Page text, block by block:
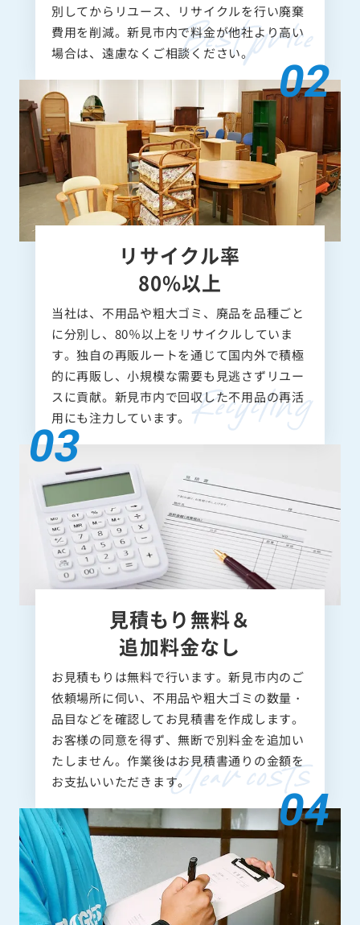
別してからリユース、リサイクルを行い廃棄
費用を削減。新見市内で料金が他社より高い
場合は、遠慮なくご相談ください。
リサイクル率
80%以上
当社は、不用品や粗大ゴミ、廃品を品種ごと
に分別し、80％以上をリサイクルしていま
す。独自の再販ルートを通じて国内外で積極
的に再販し、小規模な需要も見逃さずリユー
スに貢献。新見市内で回収した不用品の再活
用にも注力しています。
見積もり無料＆
追加料金なし
お見積もりは無料で行います。新見市内のご
依頼場所に伺い、不用品や粗大ゴミの数量・
品目などを確認してお見積書を作成します。
お客様の同意を得ず、無断で別料金を追加い
たしません。作業後はお見積書通りの金額を
お支払いいただきます。